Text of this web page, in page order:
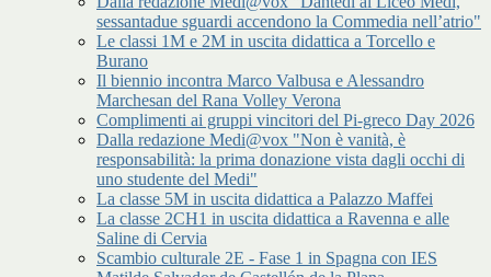
sessantadue sguardi accendono la Commedia nell’atrio"
Le classi 1M e 2M in uscita didattica a Torcello e
Burano
Il biennio incontra Marco Valbusa e Alessandro
Marchesan del Rana Volley Verona
Complimenti ai gruppi vincitori del Pi-greco Day 2026
Dalla redazione Medi@vox "Non è vanità, è
responsabilità: la prima donazione vista dagli occhi di
uno studente del Medi"
La classe 5M in uscita didattica a Palazzo Maffei
La classe 2CH1 in uscita didattica a Ravenna e alle
Saline di Cervia
Scambio culturale 2E - Fase 1 in Spagna con IES